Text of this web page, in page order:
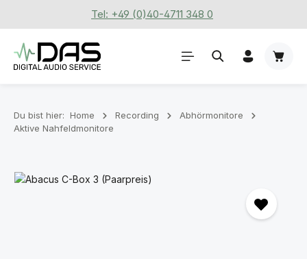
Zum Hauptinhalt springenTel: +49 (0)40-4711 348 0
Du bist hier: Home Recording
Abhörmonitore
Aktive Nahfeldmonitore
Bildergalerie überspringen